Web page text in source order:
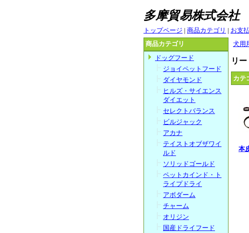
多摩貿易株式会社
トップページ | 商品カテゴリ | お支
商品カテゴリ
ドッグフード
ジョイペットフード
ダイヤモンド
ヒルズ・サイエンス
ダイエット
セレクトバランス
ビルジャック
アカナ
テイストオブザワイ
ルド
ソリッドゴールド
ペットカインド・ト
ライプドライ
アボダーム
チャーム
オリジン
国産ドライフード
犬用
リー
カテ
本